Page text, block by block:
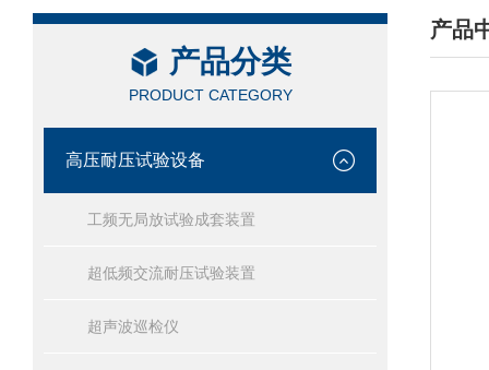
产品分类
PRODUCT CATEGORY
高压耐压试验设备
工频无局放试验成套装置
超低频交流耐压试验装置
超声波巡检仪
产品
/